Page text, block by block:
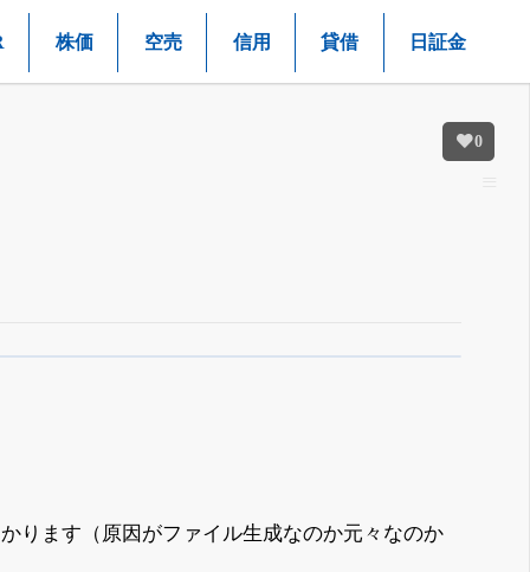
株価 空売 信用 貸借 日証金
0
ります（原因がファイル生成なのか元々なのか